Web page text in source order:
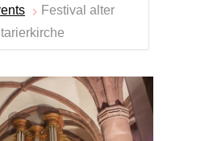
Festival alter